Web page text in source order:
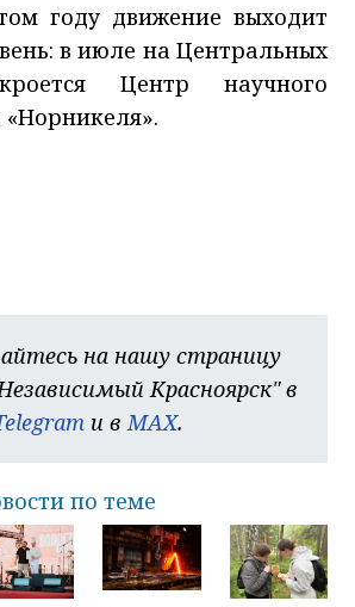
году движение выходит
в июле на Центральных
Центр научного
«Норникеля».
на нашу страницу
Красноярск" в
и вMAX.
по теме